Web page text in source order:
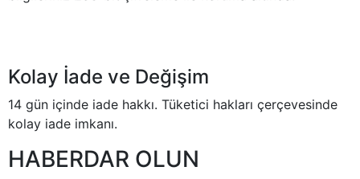
Kolay İade ve Değişim
14 gün içinde iade hakkı. Tüketici hakları çerçevesinde
kolay iade imkanı.
HABERDAR OLUN